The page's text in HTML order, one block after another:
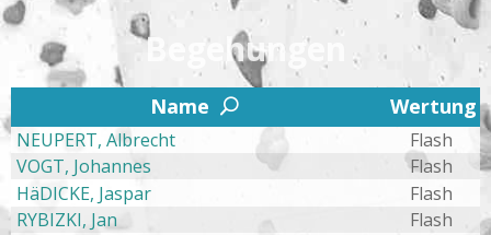
Begehungen
Name U Wertung
NEUPERT, Albrecht
Flash
VOGT, Johannes
Flash
HäDICKE, Jaspar
Flash
RYBIZKI, Jan
Flash
2